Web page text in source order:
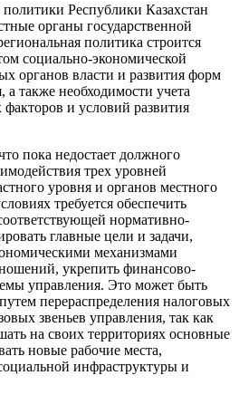
Республики Казахстан
органы государственной
политика строится
социально-экономической
органов власти и развития форм
а также необходимости учета
и условий развития
пока недостает должного
трех уровней
уровня и органов местного
требуется обеспечить
нормативно-
главные цели и задачи,
механизмами
укрепить финансово-
управления. Это может быть
перераспределения налоговых
звеньев управления, так как
на своих территориях основные
новые рабочие места,
инфраструктуры и